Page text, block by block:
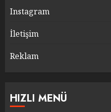
Instagram
İletişim
Reklam
HIZLI MENÜ